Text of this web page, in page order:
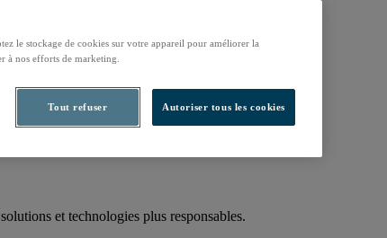
et technologies plus responsables.
le stockage de cookies sur votre appareil pour améliorer la
à nos efforts de marketing.
Tout refuser Autoriser tous les cookies